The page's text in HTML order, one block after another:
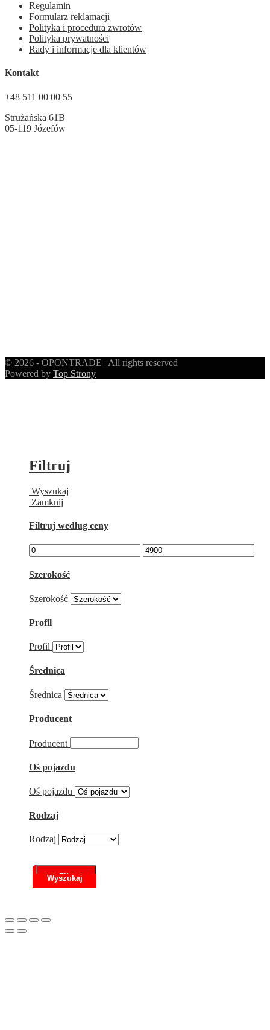
Regulamin
Formularz reklamacji
Polityka i procedura zwrotów
Polityka prywatności
Rady i informacje dla klientów
Kontakt
+48 511 00 00 55
Strużańska 61B
05-119 Józefów
© 2026 - OPONTRADE | All rights reserved
Powered by Top Strony
Filtruj
Wyszukaj
Zamknij
Filtruj według ceny
Szerokość
Szerokość
Profil
Profil
Średnica
Średnica
Producent
Producent
Oś pojazdu
Oś pojazdu
Rodzaj
Rodzaj
Filtr
Scroll
to